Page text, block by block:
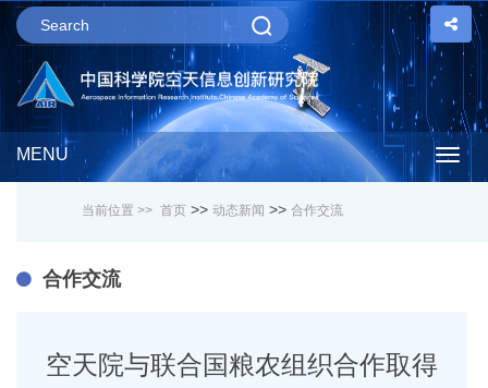
MENU
当前位置 >> 首页 >> 动态新闻 >> 合作交流
合作交流
空天院与联合国粮农组织合作取得